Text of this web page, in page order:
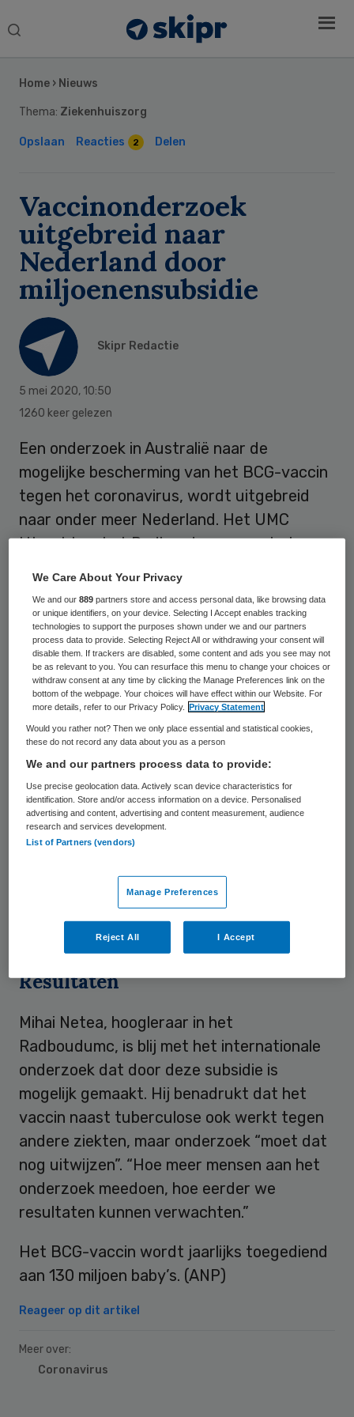
Search
Home › Nieuws
Thema: Ziekenhuiszorg
Opslaan Reacties 2 Delen
Vaccinonderzoek
uitgebreid naar
Nederland door
miljoenensubsidie
Skipr Redactie
5 mei 2020, 10:50
1260 keer gelezen
Een onderzoek in Australië naar de
mogelijke bescherming van het BCG-vaccin
tegen het coronavirus, wordt uitgebreid
naar onder meer Nederland. Het UMC
Utrecht en het Radboudumc gaan het
bekend. Vierduizend zorgmedewerkers in
Nederland doen mee aan het onderzoek.
Het BCG-vaccin is ontwikkeld als
bescherming tegen tuberculose en is dus
niet direct tegen het coronavirus gericht.
Toch zijn er duidelijke aanwijzingen dat het
vaccin ook bescherming biedt tegen andere
infectieziekten, zoals het coronavirus. Dat
het onderzoek wordt uitgebreid naar
door een nieuwe subsidie van zes miljoen
euro. Het geld is geschonken door de Bill &
Melinda Gates Foundation.
Resultaten
Mihai Netea, hoogleraar in het
Radboudumc, is blij met het internationale
onderzoek dat door deze subsidie is
mogelijk gemaakt. Hij benadrukt dat het
vaccin naast tuberculose ook werkt tegen
andere ziekten, maar onderzoek “moet dat
nog uitwijzen”. “Hoe meer mensen aan het
onderzoek meedoen, hoe eerder we
resultaten kunnen verwachten.”
Het BCG-vaccin wordt jaarlijks toegediend
aan 130 miljoen baby’s. (ANP)
Reageer op dit artikel
Meer over:
Coronavirus
Sidebar
We Care About Your Privacy
We and our889 partners store and access personal data, like browsing data
or unique identifiers, on your device. Selecting I Accept enables tracking
technologies to support the purposes shown under we and our partners
process data to provide. Selecting Reject All or withdrawing your consent will
disable them. If trackers are disabled, some content and ads you see may not
be as relevant to you. You can resurface this menu to change your choices or
withdraw consent at any time by clicking the Manage Preferences link on the
bottom of the webpage. Your choices will have effect within our Website. For
more details, refer to our Privacy Policy.
Privacy Statement
Would you rather not? Then we only place essential and statistical cookies,
these do not record any data about you as a person
We and our partners process data to provide:
Use precise geolocation data. Actively scan device characteristics for
identification. Store and/or access information on a device. Personalised
advertising and content, advertising and content measurement, audience
research and services development.
List of Partners (vendors)
Manage Preferences
Reject All I Accept